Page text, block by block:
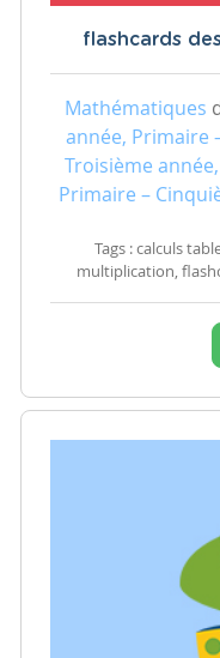
flashcards
Mathématiques
année, Primaire
Troisième
Primaire –
Tags : calculs
multiplication,